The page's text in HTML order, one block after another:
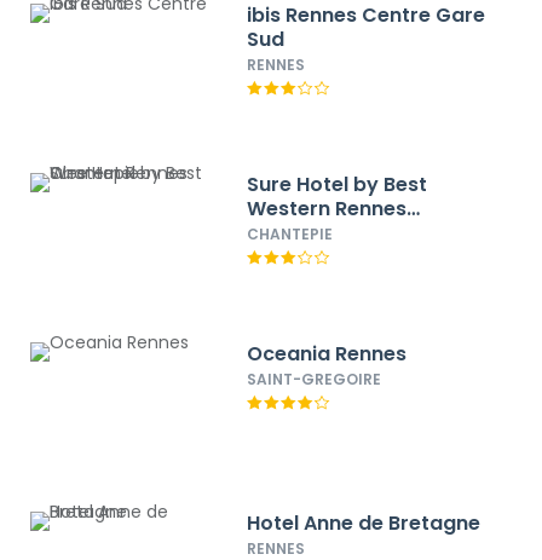
ibis Rennes Centre Gare
Sud
RENNES
Sure Hotel by Best
Western Rennes
Chantepie
CHANTEPIE
Oceania Rennes
SAINT-GREGOIRE
Hotel Anne de Bretagne
RENNES